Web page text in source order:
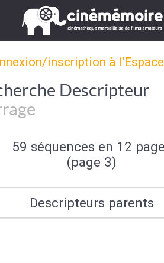
inscription à
Descripteur
59 séquences en 12
(page 3)
Descripteurs parents